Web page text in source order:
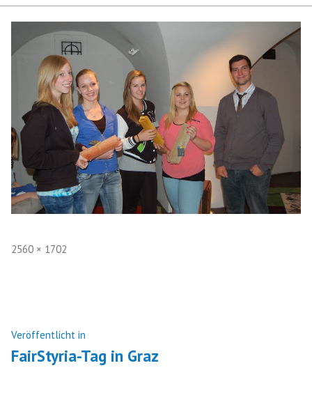
Volle
2560 × 1702
Beitragsnavigation
Veröffentlicht in
FairStyria-Tag in Graz